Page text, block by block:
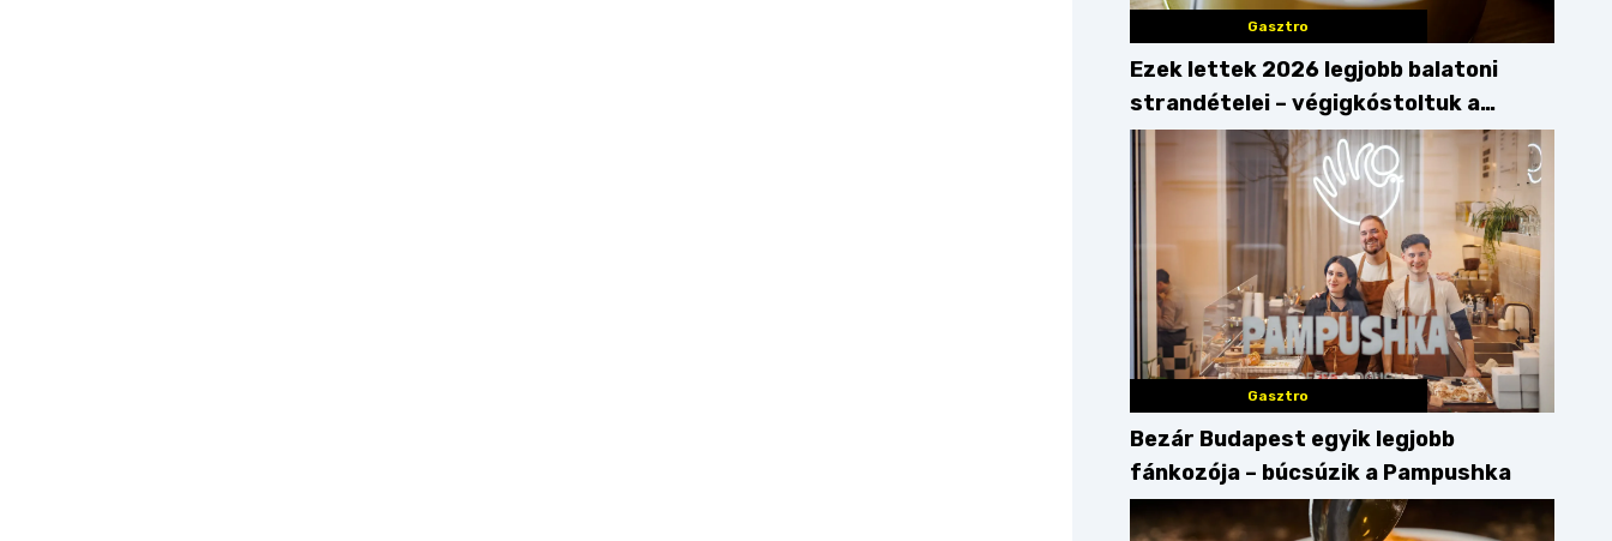
Gasztro
Ezek lettek 2026 legjobb balatoni
strandételei – végigkóstoltuk a
győzteseket
Gasztro
Bezár Budapest egyik legjobb
fánkozója – búcsúzik a Pampushka